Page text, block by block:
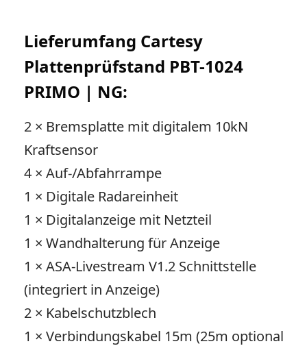
Lieferumfang Cartesy
Plattenprüfstand PBT-1024
PRIMO | NG:
2 × Bremsplatte mit digitalem 10kN
Kraftsensor
4 × Auf-/Abfahrrampe
1 × Digitale Radareinheit
1 × Digitalanzeige mit Netzteil
1 × Wandhalterung für Anzeige
1 × ASA-Livestream V1.2 Schnittstelle
(integriert in Anzeige)
2 × Kabelschutzblech
1 × Verbindungskabel 15m (25m optional